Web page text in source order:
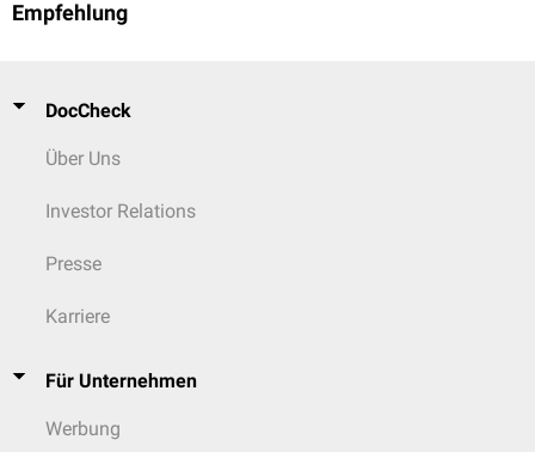
Empfehlung
DocCheck
Über Uns
Investor Relations
Presse
Karriere
Für Unternehmen
Werbung